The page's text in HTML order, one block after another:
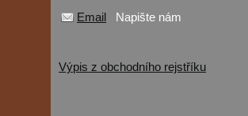
Email Napište nám
Výpis z obchodního rejstříku